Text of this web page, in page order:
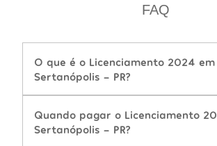
FAQ
O que é o Licenciamento 2024 em
Sertanópolis - PR?
Quando pagar o Licenciamento
Sertanópolis - PR?